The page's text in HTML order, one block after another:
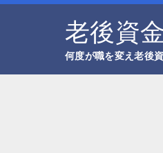
老後資
何度が職を変え老後